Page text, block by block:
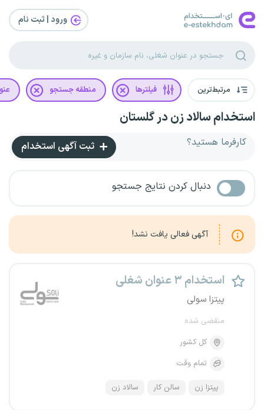
ورود | ثبت‌ نام
مرتبط‌ترین فیلترها منطقه جستجو
استخدام سالاد زن در گلستان
کارفرما هستید؟ ثبت آگهی استخدام
دنبال کردن نتایج جستجو
آگهی فعالی یافت نشد!
استخدام ۳ عنوان شغلی
پیتزا سولی
منقضی شده
کل کشور
تمام وقت
پیتزا زن سالن کار سالاد زن